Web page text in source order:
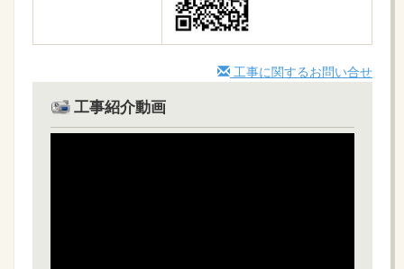
工事に関するお問い合せ
工事紹介動画